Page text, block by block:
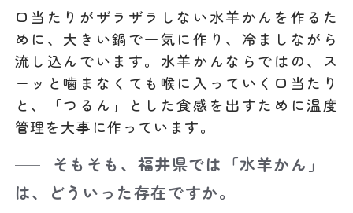
口当たりがザラザラしない水羊かんを作るた
めに、大きい鍋で一気に作り、冷ましながら
流し込んでいます。水羊かんならではの、ス
ーッと噛まなくても喉に入っていく口当たり
と、「つるん」とした食感を出すために温度
管理を大事に作っています。
そもそも、福井県では「水羊かん」
は、どういった存在ですか。